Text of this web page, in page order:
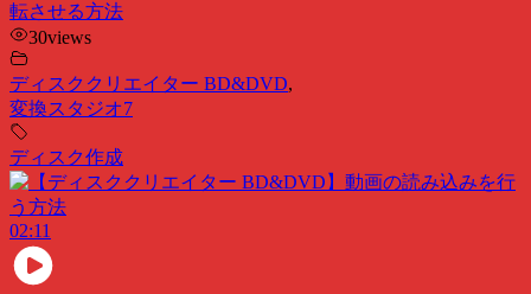
転させる方法
30views
ディスククリエイター BD&DVD,
変換スタジオ7
ディスク作成
02:11